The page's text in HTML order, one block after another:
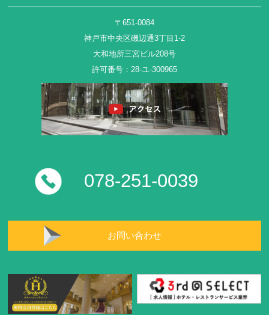
〒651-0084
神戸市中央区磯辺通3丁目1-2
大和地所三宮ビル208号
許可番号：28-ユ-300965
078-251-0039
お問い合わせ